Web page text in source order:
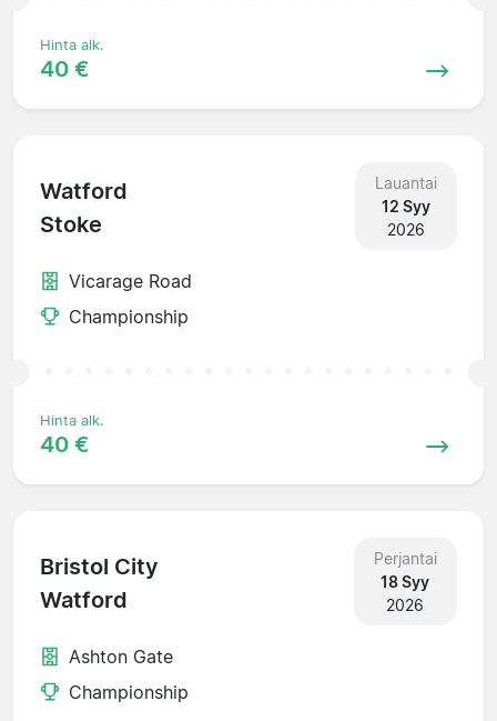
Hinta alk.
40 €
Watford
Stoke
Lauantai
12 Syy
2026
Vicarage Road
Championship
Hinta alk.
40 €
Bristol City
Watford
Perjantai
18 Syy
2026
Ashton Gate
Championship